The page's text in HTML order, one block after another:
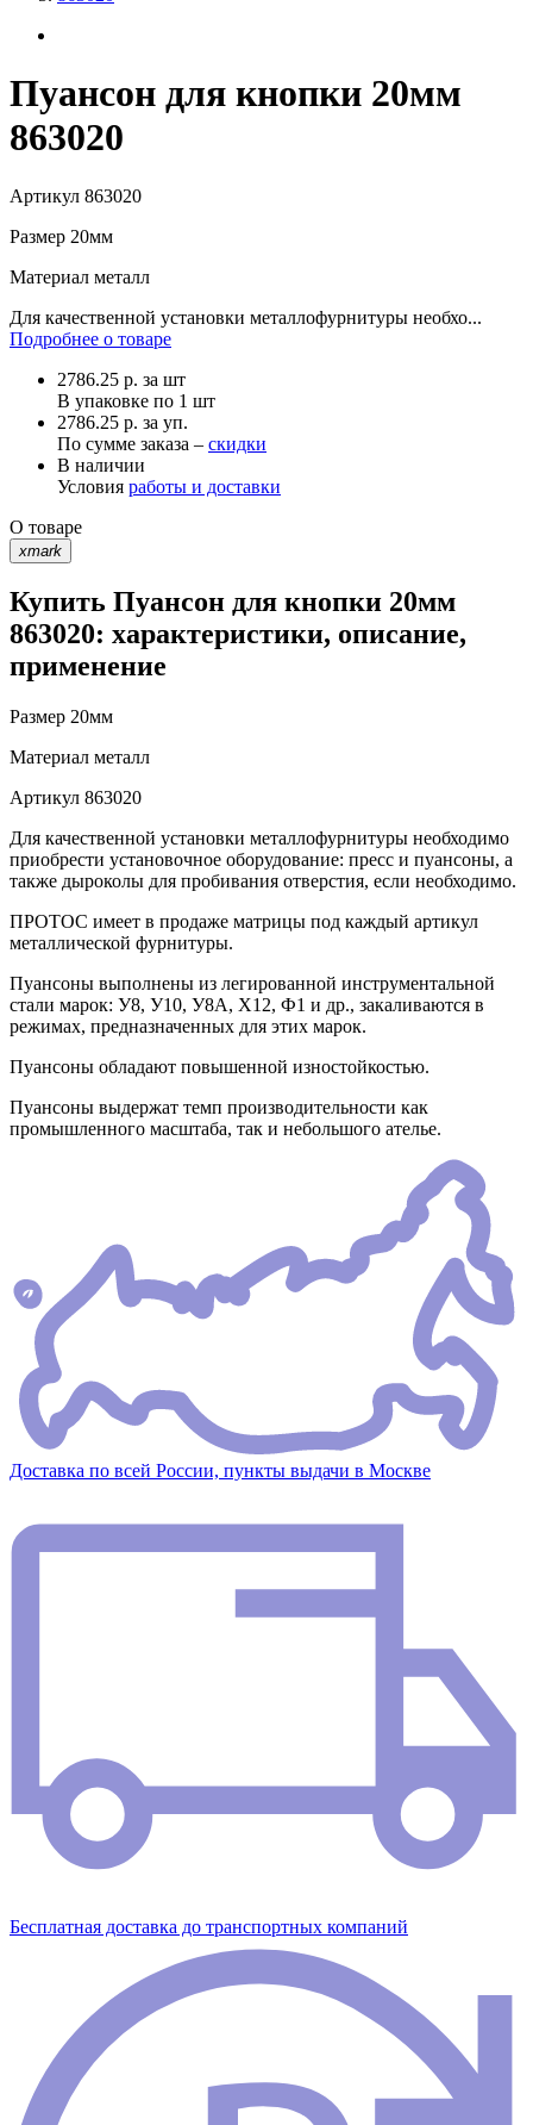
Пуансон для кнопки 20мм
863020
Артикул 863020
Размер 20мм
Материал металл
Для качественной установки металлофурнитуры необхо...
Подробнее о товаре
2786.25 р. за шт
В упаковке по 1 шт
2786.25 р. за уп.
По сумме заказа – скидки
В наличии
Условия работы и доставки
О товаре
xmark
Купить Пуансон для кнопки 20мм
863020: характеристики, описание,
применение
Размер 20мм
Материал металл
Артикул 863020
Для качественной установки металлофурнитуры необходимо
приобрести установочное оборудование: пресс и пуансоны, а
также дыроколы для пробивания отверстия, если необходимо.
ПРОТОС имеет в продаже матрицы под каждый артикул
металлической фурнитуры.
Пуансоны выполнены из легированной инструментальной
стали марок: У8, У10, У8А, Х12, Ф1 и др., закаливаются в
режимах, предназначенных для этих марок.
Пуансоны обладают повышенной изностойкостью.
Пуансоны выдержат темп производительности как
промышленного масштаба, так и небольшого ателье.
Доставка по всей России, пункты выдачи в Москве
Бесплатная доставка до транспортных компаний